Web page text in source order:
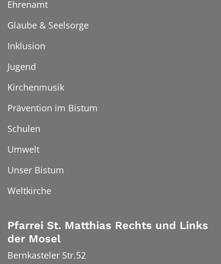
Ehrenamt
Glaube & Seelsorge
Inklusion
Jugend
Kirchenmusik
Prävention im Bistum
Schulen
Umwelt
Unser Bistum
Weltkirche
Pfarrei St. Matthias Rechts und Links
der Mosel
Bernkasteler Str.52